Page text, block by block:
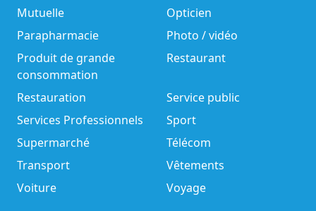
Mutuelle
Opticien
Parapharmacie
Photo / vidéo
Produit de grande
consommation
Restaurant
Restauration
Service public
Services Professionnels
Sport
Supermarché
Télécom
Transport
Vêtements
Voiture
Voyage